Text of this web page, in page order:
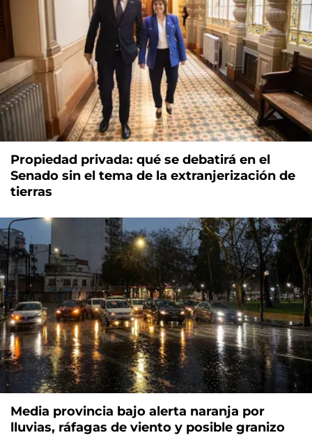
Propiedad privada: qué se debatirá en el
Senado sin el tema de la extranjerización de
tierras
Media provincia bajo alerta naranja por
lluvias, ráfagas de viento y posible granizo